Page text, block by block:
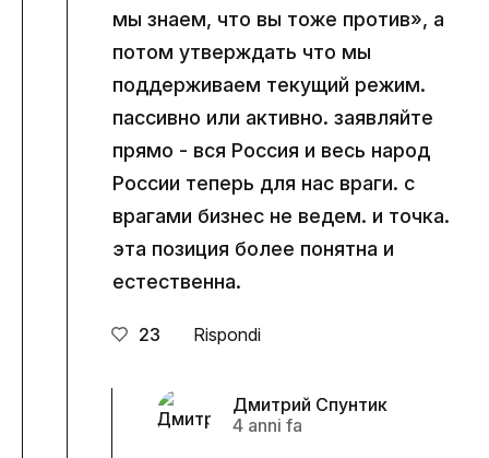
мы знаем, что вы тоже против», а
потом утверждать что мы
поддерживаем текущий режим.
пассивно или активно. заявляйте
прямо - вся Россия и весь народ
России теперь для нас враги. с
врагами бизнес не ведем. и точка.
эта позиция более понятна и
естественна.
23 Rispondi
Дмитрий Спунтик
4 anni fa